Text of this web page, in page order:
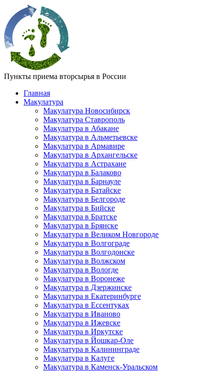
Пункты приема вторсырья в России
Главная
Макулатура
Макулатура Новосибирск
Макулатура Ставрополь
Макулатура в Абакане
Макулатура в Альметьевске
Макулатура в Армавире
Макулатура в Архангельске
Макулатура в Астрахане
Макулатура в Балаково
Макулатура в Барнауле
Макулатура в Батайске
Макулатура в Белгороде
Макулатура в Бийске
Макулатура в Братске
Макулатура в Брянске
Макулатура в Великом Новгороде
Макулатура в Волгограде
Макулатура в Волгодонске
Макулатура в Волжском
Макулатура в Вологде
Макулатура в Воронеже
Макулатура в Дзержинске
Макулатура в Екатеринбурге
Макулатура в Ессентуках
Макулатура в Иваново
Макулатура в Ижевске
Макулатура в Иркутске
Макулатура в Йошкар-Оле
Макулатура в Калининграде
Макулатура в Калуге
Макулатура в Каменск-Уральском